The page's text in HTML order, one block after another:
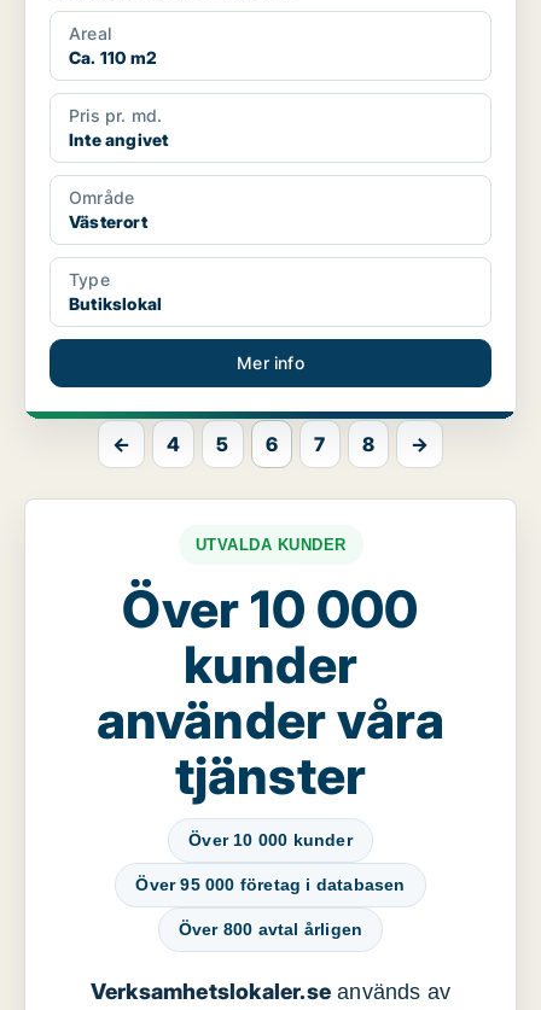
Areal
Ca. 110 m2
Pris pr. md.
Inte angivet
Område
Västerort
Type
Butikslokal
Mer info
← 4 5 6 7 8 →
UTVALDA KUNDER
Över 10 000
kunder
använder våra
tjänster
Över 10 000 kunder
Över 95 000 företag i databasen
Över 800 avtal årligen
Verksamhetslokaler.se används av